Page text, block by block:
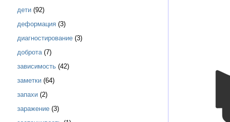
дети (92)
деформация (3)
диагностирование (3)
доброта (7)
зависимость (42)
заметки (64)
запахи (2)
заражение (3)